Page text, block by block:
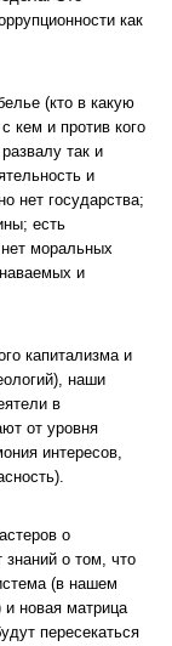
как
(кто в какую
кем и против кого
так и
и
нет государства;
есть
нет моральных
и
капитализма и
наши
в
от уровня
интересов,
о
знаний о том, что
(в нашем
и новая матрица
пересекаться